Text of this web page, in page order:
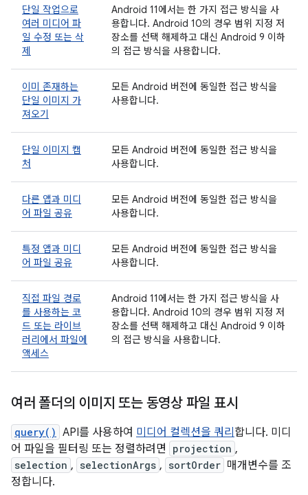
단일 작업으로
여러 미디어 파
일 수정 또는 삭
제
Android 11에서는 한 가지 접근 방식을 사
용합니다. Android 10의 경우 범위 지정 저
장소를 선택 해제하고 대신 Android 9 이하
의 접근 방식을 사용합니다.
이미 존재하는
단일 이미지 가
져오기
모든 Android 버전에 동일한 접근 방식을
사용합니다.
단일 이미지 캡
처
모든 Android 버전에 동일한 접근 방식을
사용합니다.
다른 앱과 미디
어 파일 공유
모든 Android 버전에 동일한 접근 방식을
사용합니다.
특정 앱과 미디
어 파일 공유
모든 Android 버전에 동일한 접근 방식을
사용합니다.
직접 파일 경로
를 사용하는 코
드 또는 라이브
러리에서 파일에
액세스
Android 11에서는 한 가지 접근 방식을 사
용합니다. Android 10의 경우 범위 지정 저
장소를 선택 해제하고 대신 Android 9 이하
의 접근 방식을 사용합니다.
여러 폴더의 이미지 또는 동영상 파일 표시
query() API를 사용하여 미디어 컬렉션을 쿼리 합니다. 미디
어 파일을 필터링 또는 정렬하려면
projection ,
selection , selectionArgs , sortOrder 매개변수를 조
정합니다.